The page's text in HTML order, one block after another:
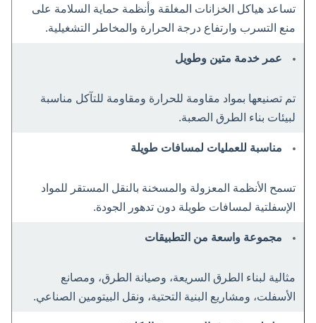
تساعد هياكل الخزانات المغلقة وأنظمة حماية السلامة على
منع التسرب وارتفاع درجة الحرارة والمخاطر التشغيلية.
عمر خدمة متين وطويل
تم تصنيعها بمواد مقاومة للحرارة ومقاومة للتآكل مناسبة
لبيئات بناء الطرق الصعبة.
مناسبة للعمليات لمسافات طويلة
تسمح الأنظمة المعزولة والمسخنة بالنقل المستقر للمواد
الإسفلتية لمسافات طويلة دون تدهور الجودة.
مجموعة واسعة من التطبيقات
مثالية لبناء الطرق السريعة، وصيانة الطرق، ومصانع
الأسفلت، ومشاريع البنية التحتية، ونقل البيتومين الصناعي.